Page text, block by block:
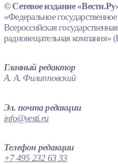
© Сетевое издание
«Федеральное
Всероссийская
радиовещательная
Главный редактор
А. А. Филипповский
Эл. почта редакции
info@vesti.ru
Телефон редакции
+7 495 232 63 33